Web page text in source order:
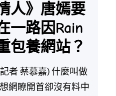
人》唐嫣要
一路因Rain
包養網站？
者 蔡慕嘉) 什麼叫做
網瞭開首卻沒有料中